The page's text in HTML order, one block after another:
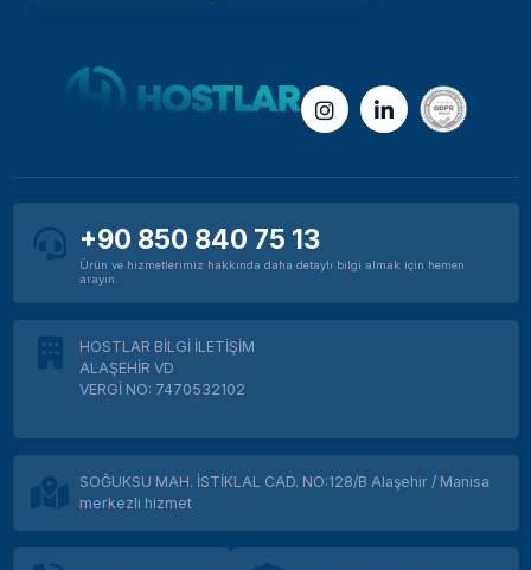
+90 850 840 75 13
Ürün ve hizmetlerimiz hakkında daha detaylı bilgi almak için hemen
arayın.
HOSTLAR BİLGİ İLETİŞİM
ALAŞEHİR VD
VERGİ NO: 7470532102
SOĞUKSU MAH. İSTİKLAL CAD. NO:128/B Alaşehir / Manisa
merkezli hizmet